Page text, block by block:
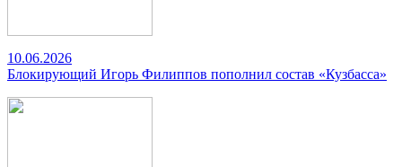
10.06.2026
Блокирующий Игорь Филиппов пополнил состав «Кузбасса»